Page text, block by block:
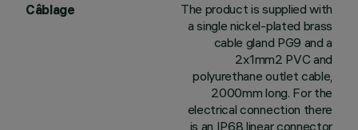
Câblage
The product is supplied with
a single nickel-plated brass
cable gland PG9 and a
2x1mm2 PVC and
polyurethane outlet cable,
2000mm long. For the
electrical connection there
is an IP68 linear connector